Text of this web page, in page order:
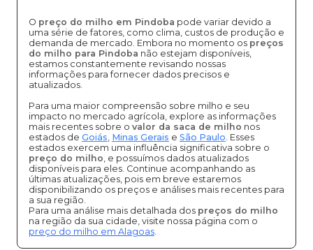
O preço do milho em Pindoba pode variar devido a
uma série de fatores, como clima, custos de produção e
demanda de mercado. Embora no momento os preços
do milho para Pindoba não estejam disponíveis,
estamos constantemente revisando nossas
informações para fornecer dados precisos e
atualizados.
Para uma maior compreensão sobre milho e seu
impacto no mercado agrícola, explore as informações
mais recentes sobre o valor da saca de milho nos
estados de Goiás, Minas Gerais e São Paulo. Esses
estados exercem uma influência significativa sobre o
preço do milho, e possuímos dados atualizados
disponíveis para eles. Continue acompanhando as
últimas atualizações, pois em breve estaremos
disponibilizando os preços e análises mais recentes para
a sua região.
Para uma análise mais detalhada dos preços do milho
na região da sua cidade, visite nossa página com o
preço do milho em Alagoas.